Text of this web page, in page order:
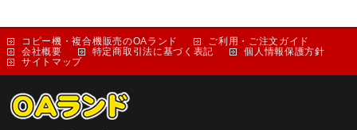
コピー機・複合機販売のOAランド
ご利用・ご注文ガイド
会社概要
特定商取引法に基づく表記
個人情報保護方針
サイトマップ